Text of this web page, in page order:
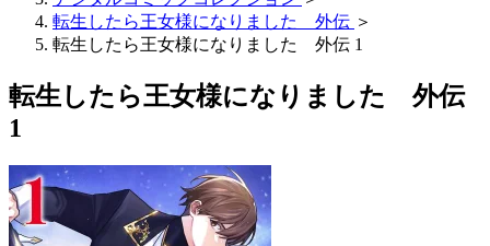
転生したら王女様になりました 外伝 ＞
転生したら王女様になりました 外伝 1
転生したら王女様になりました 外伝
1